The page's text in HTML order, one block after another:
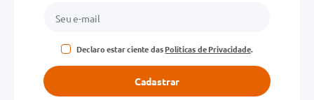
Declaro estar ciente dasPolíticas de Privacidade.
Cadastrar